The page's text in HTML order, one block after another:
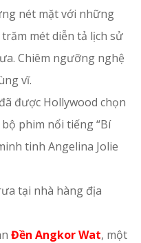
nét mặt với những
mét diễn tả lịch sử
Chiêm ngưỡng nghệ
vĩ.
được Hollywood chọn
phim nổi tiếng “Bí
tinh Angelina Jolie
tại nhà hàng địa
Đền Angkor Wat, một